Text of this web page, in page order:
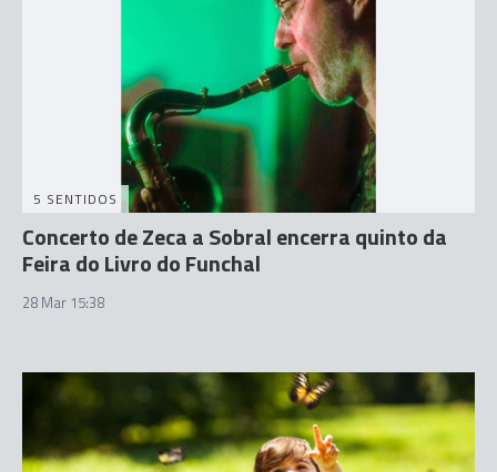
5 SENTIDOS
Concerto de Zeca a Sobral encerra quinto da
Feira do Livro do Funchal
28 Mar 15:38